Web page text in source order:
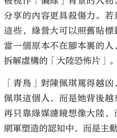
分享的內容更具殺傷力。
這些，綠營大可以照舊貼
當一個原本不在腳本裏的
拆解虛構的「大陸恐怖片」。
「青鳥」對陳佩琪罵得越
佩琪這個人，而是她背後
再只靠綠媒濾鏡想像大陸
網軍塑造的認知中，而是主動